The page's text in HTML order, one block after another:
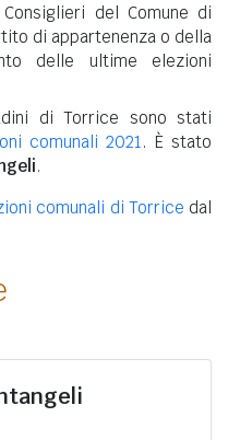
del Comune di
di appartenenza o della
delle ultime elezioni
di Torrice sono stati
comunali 2021 . È stato
.
comunali di Torrice dal